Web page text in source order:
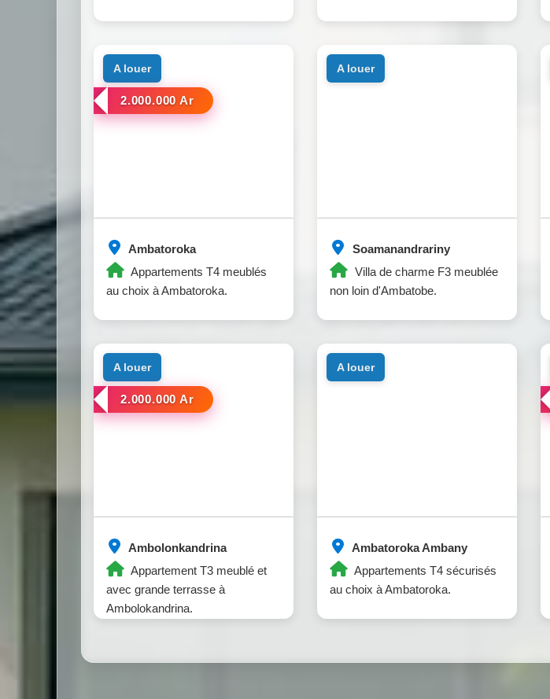
Ambatoroka
Appartements T4 meublés
au choix à Ambatoroka.
a louer
2.000.000 Ar
Soamanandrariny
Villa de charme F3 meublée
non loin d'Ambatobe.
a louer
Ambolonkandrina
Appartement T3 meublé et
avec grande terrasse à
Ambolokandrina.
a louer
2.000.000 Ar
Ambatoroka Ambany
Appartements T4 sécurisés
au choix à Ambatoroka.
a louer